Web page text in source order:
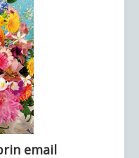
-Inspectoratul Școlar
email